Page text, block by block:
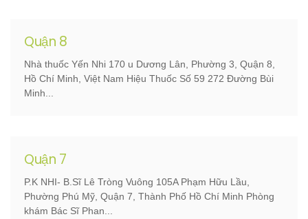
Quận 8
Nhà thuốc Yến Nhi 170 u Dương Lân, Phường 3, Quận 8,
Hồ Chí Minh, Việt Nam Hiệu Thuốc Số 59 272 Đường Bùi
Minh...
Quận 7
P.K NHI- B.Sĩ Lê Tròng Vuông 105A Phạm Hữu Lầu,
Phường Phú Mỹ, Quận 7, Thành Phố Hồ Chí Minh Phòng
khám Bác Sĩ Phan...